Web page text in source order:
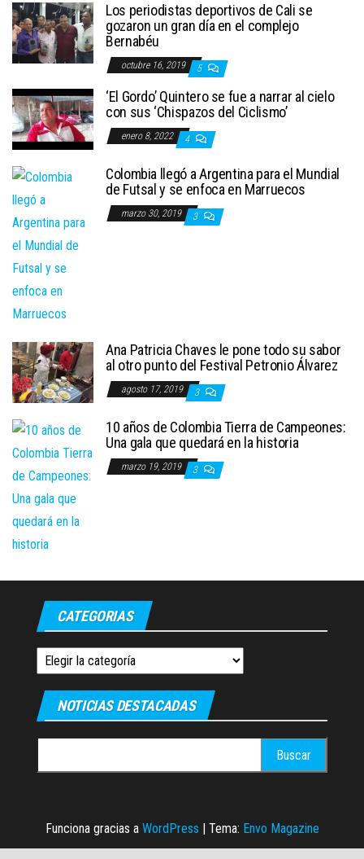
Los periodistas deportivos de Cali se
gozaron un gran día en el complejo
Bernabéu
octubre 16, 2019 5
‘El Gordo’ Quintero se fue a narrar al cielo
con sus ‘Chispazos del Ciclismo’
enero 8, 2022 4
Colombia llegó a Argentina para el Mundial
de Futsal y se enfoca en Marruecos
marzo 30, 2019 3
Ana Patricia Chaves le pone todo su sabor
al otro punto del Festival Petronio Álvarez
agosto 17, 2019 3
10 años de Colombia Tierra de Campeones:
Una gala que quedará en la historia
marzo 19, 2019 3
CATEGORIAS
Categorias
NOTICIAS DESTACADAS
Funciona gracias a WordPress | Tema: Envo Magazine